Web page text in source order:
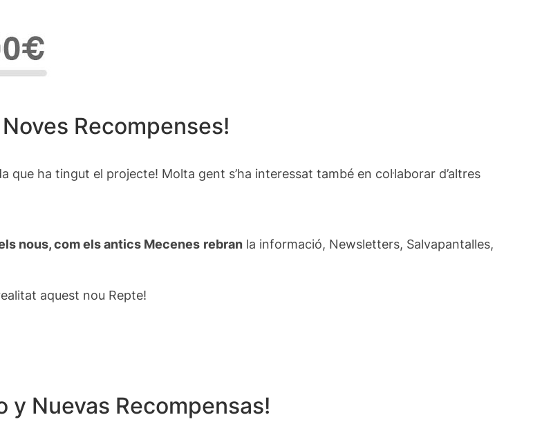
Recompenses!
ha tingut el projecte! Molta gent s’ha interessat també en col·laborar d’altres
nous, com els antics Mecenes rebran la informació, Newsletters, Salvapantalles,
aquest nou Repte!
y Nuevas Recompensas!